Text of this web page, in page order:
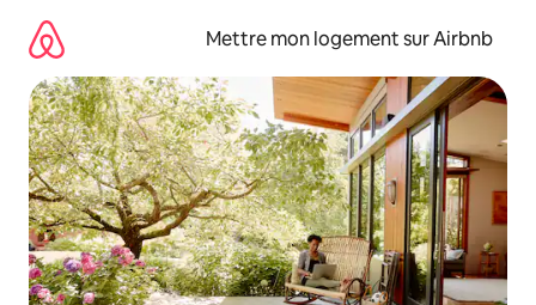
directement
contenu
Mettre mon logement sur Airbnb